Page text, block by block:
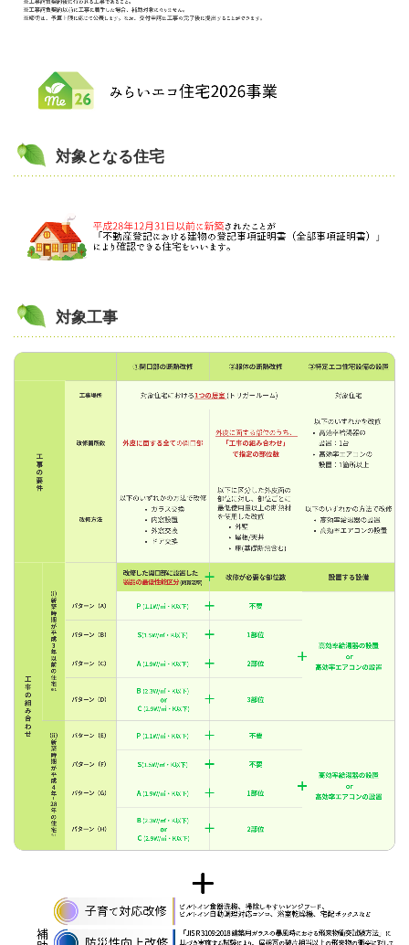
対象となる住宅
対象工事